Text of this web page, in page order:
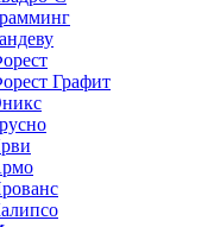
Графит